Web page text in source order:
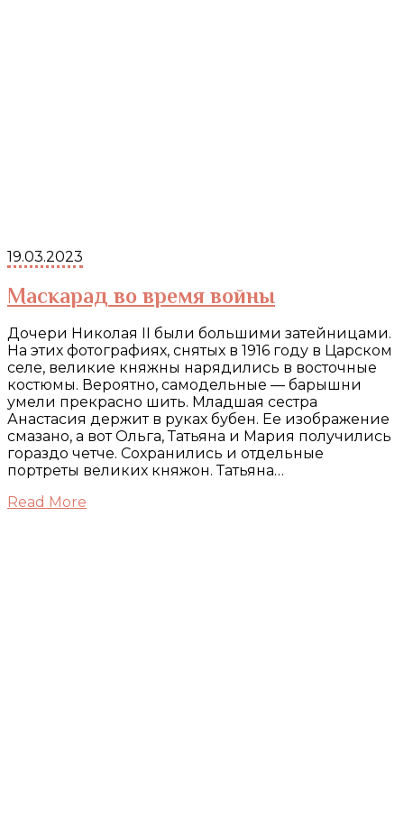
19.03.2023
Маскарад во время войны
Дочери Николая II были большими затейницами.
На этих фотографиях, снятых в 1916 году в Царском
селе, великие княжны нарядились в восточные
костюмы. Вероятно, самодельные — барышни
умели прекрасно шить. Младшая сестра
Анастасия держит в руках бубен. Ее изображение
смазано, а вот Ольга, Татьяна и Мария получились
гораздо четче. Сохранились и отдельные
портреты великих княжон. Татьяна…
Read More